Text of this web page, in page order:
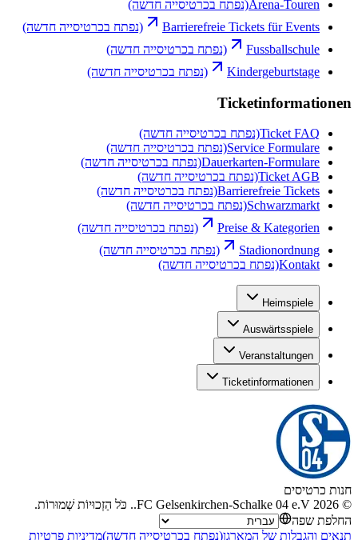
Arena-Touren(נפתח בכרטיסייה חדשה)
Barrierefreie Tickets für Events
(נפתח בכרטיסייה חדשה)
Fussballschule
(נפתח בכרטיסייה חדשה)
Kindergeburtstage
(נפתח בכרטיסייה חדשה)
Ticketinformationen
Ticket FAQ(נפתח בכרטיסייה חדשה)
Service Formulare(נפתח בכרטיסייה חדשה)
Dauerkarten-Formulare(נפתח בכרטיסייה חדשה)
Ticket AGB(נפתח בכרטיסייה חדשה)
Barrierefreie Tickets(נפתח בכרטיסייה חדשה)
Schwarzmarkt(נפתח בכרטיסייה חדשה)
Preise & Kategorien
(נפתח בכרטיסייה חדשה)
Stadionordnung
(נפתח בכרטיסייה חדשה)
Kontakt(נפתח בכרטיסייה חדשה)
Heimspiele
Auswärtsspiele
Veranstaltungen
Ticketinformationen
חנות כרטיסים
©
2026
FC Gelsenkirchen-Schalke 04 e.V.
.כֹּל הַזְכוּיוֹת שְׁמוּרוֹת.
החלפת שפה
תנאים והגבלות של המארגן(נפתח בכרטיסייה חדשה)מדיניות פרטיות